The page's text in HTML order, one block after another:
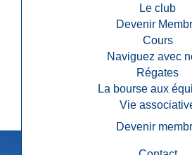
Le club
Devenir
Cours
Naviguez avec
Régates
La bourse aux
Vie
Devenir